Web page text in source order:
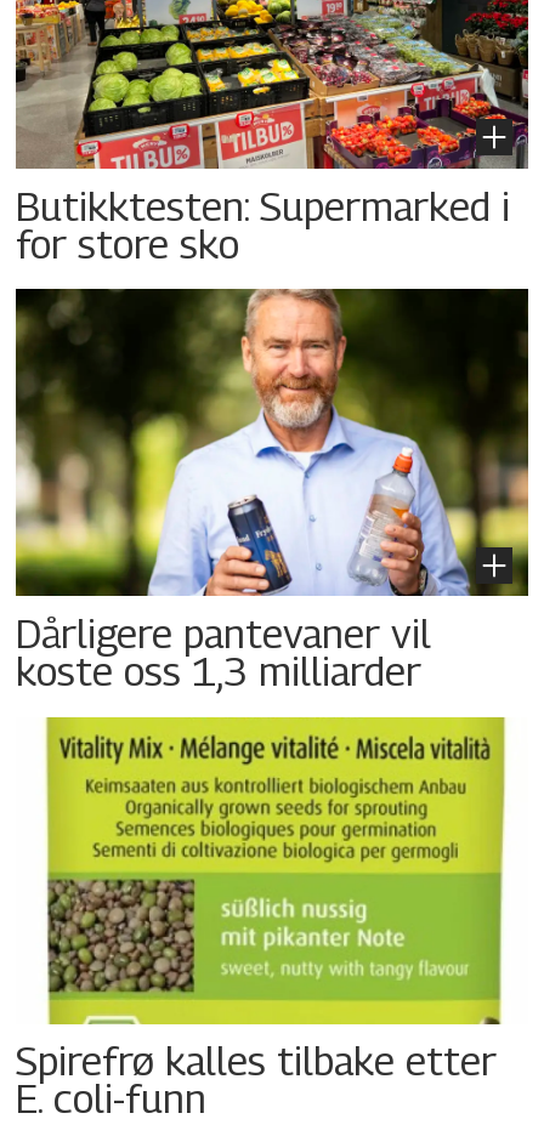
Butikktesten: Supermarked i
for store sko
Dårligere pantevaner vil
koste oss 1,3 milliarder
Spirefrø kalles tilbake etter
E. coli-funn